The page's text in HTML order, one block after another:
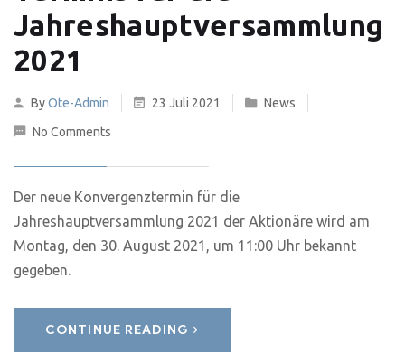
Jahreshauptversammlung
2021
ByOte-Admin 23 Juli 2021
News
No Comments
Der neue Konvergenztermin für die
Jahreshauptversammlung 2021 der Aktionäre wird am
Montag, den 30. August 2021, um 11:00 Uhr bekannt
gegeben.
CONTINUE READING